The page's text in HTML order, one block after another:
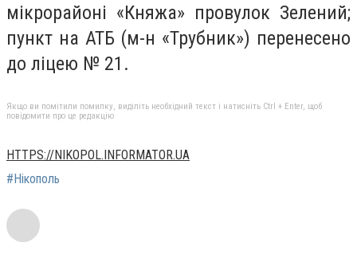
мікрорайоні «Княжа» провулок Зелений;
пункт на АТБ (м-н «Трубник») перенесено
до ліцею № 21.
Якщо ви помітили помилку, виділіть необхідний текст і натисніть Ctrl + Enter, щоб
повідомити про це редакцію
HTTPS://NIKOPOL.INFORMATOR.UA
#Нікополь